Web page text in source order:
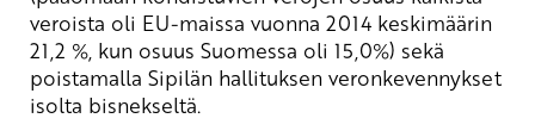
veroista oli EU-maissa vuonna 2014 keskimäärin
21,2 %, kun osuus Suomessa oli 15,0%) sekä
poistamalla Sipilän hallituksen veronkevennykset
isolta bisnekseltä.